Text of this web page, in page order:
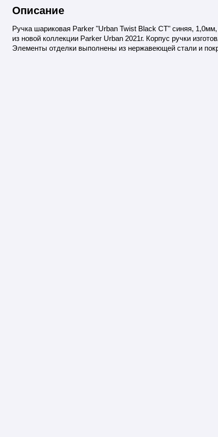
Описание
Ручка шариковая Parker "Urban Twist Black CT" синяя, 1,0мм,
из новой коллекции Parker Urban 2021г. Корпус ручки
Элементы отделки выполнены из нержавеющей стали и